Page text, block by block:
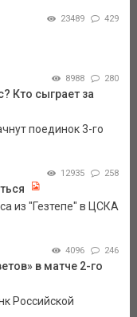
23489 429
8988 280
Кто сыграет за
поединок 3-го
12935 258
из "Гезтепе" в ЦСКА
4096 246
в матче 2-го
Российской